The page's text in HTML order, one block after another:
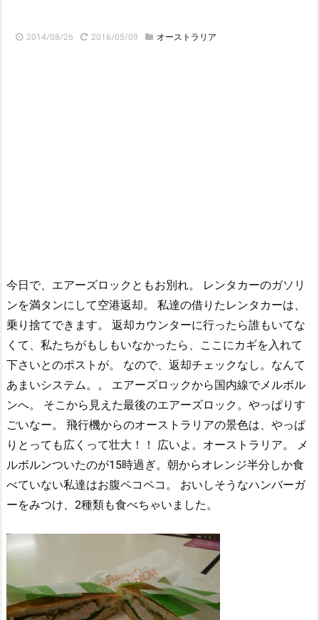
2014/08/26 2016/05/09 オーストラリア
今日で、エアーズロックともお別れ。
レンタカーのガソリ
ンを満タンにして空港返却。
私達の借りたレンタカーは、
乗り捨てできます。
返却カウンターに行ったら誰もいてな
くて、私たちがもしもいなかったら、ここにカギを入れて
下さいとのポストが。
なので、返却チェックなし。なんて
あまいシステム。。
エアーズロックから国内線でメルボル
ンへ。
そこから見えた最後のエアーズロック。やっぱりす
ごいなー。
飛行機からのオーストラリアの景色は、やっぱ
りとっても広くって壮大！！
広いよ。オーストラリア。
メ
ルボルンついたのが15時過ぎ。朝からオレンジ半分しか食
べていない私達はお腹ペコペコ。
おいしそうなハンバーガ
ーをみつけ、2種類も食べちゃいました。